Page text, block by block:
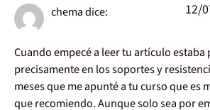
chemadice: 12/
Cuando empecé a leer tu artículo estaba
precisamente en los soportes y
meses que me apunté a tu curso que es
que recomiendo. Aunque solo sea por